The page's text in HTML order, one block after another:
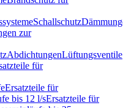
Schallschutz
zur
AbdichtungenLüftungsventile
für
Ersatzteile für
bis 12 l/sErsatzteile für